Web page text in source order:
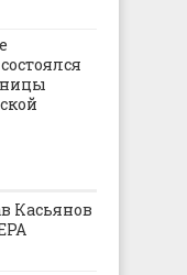
Касьянов